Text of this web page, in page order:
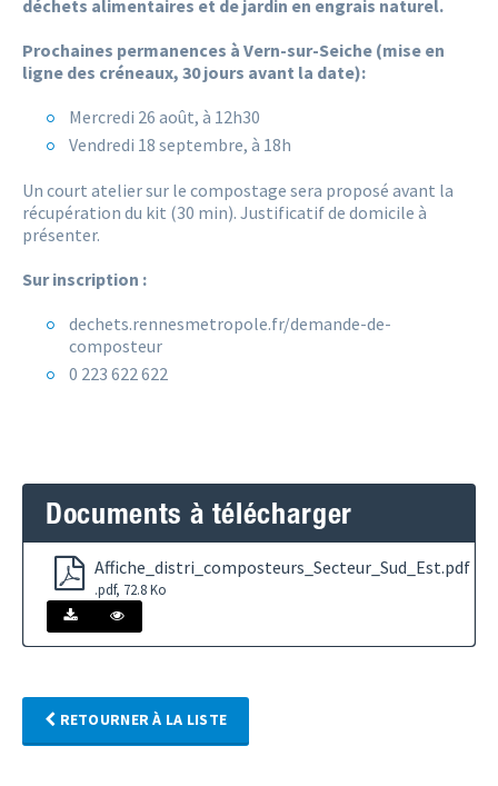
déchets alimentaires et de jardin en engrais naturel.
Prochaines permanences à Vern-sur-Seiche (mise en
ligne des créneaux, 30 jours avant la date):
Mercredi 26 août, à 12h30
Vendredi 18 septembre, à 18h
Un court atelier sur le compostage sera proposé avant la
récupération du kit (30 min). Justificatif de domicile à
présenter.
Sur inscription :
dechets.rennesmetropole.fr/demande-de-
composteur
0 223 622 622
Documents à télécharger
Affiche_distri_composteurs_Secteur_Sud_Est.pdf
.pdf, 72.8 Ko
RETOURNER À LA LISTE